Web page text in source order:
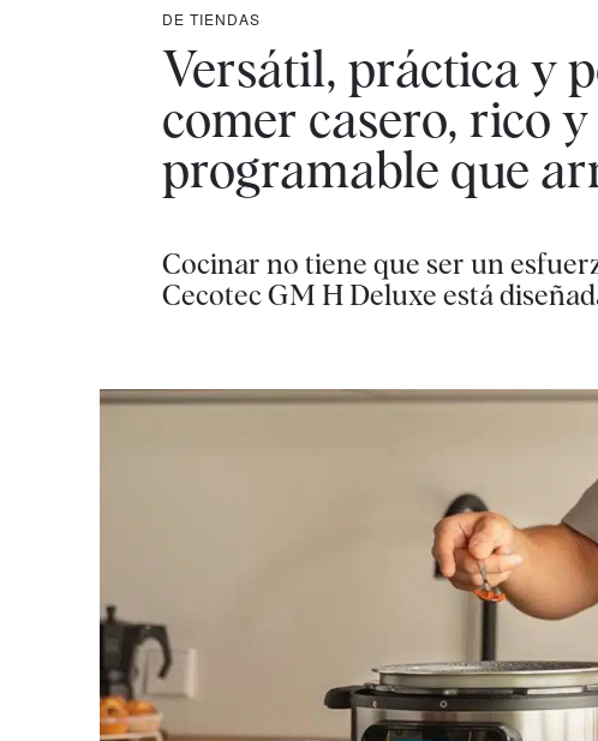
DE TIENDAS
Versátil, práctica y
comer casero, rico
programable que
Cocinar no tiene que ser un
Cecotec GM H Deluxe está